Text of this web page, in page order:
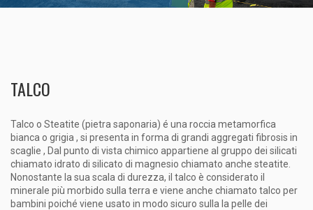
TALCO
Talco o Steatite (pietra saponaria) é una roccia metamorfica
bianca o grigia , si presenta in forma di grandi aggregati fibrosis in
scaglie , Dal punto di vista chimico appartiene al gruppo dei silicati
chiamato idrato di silicato di magnesio chiamato anche steatite.
Nonostante la sua scala di durezza, il talco è considerato il
minerale più morbido sulla terra e viene anche chiamato talco per
bambini poiché viene usato in modo sicuro sulla la pelle dei